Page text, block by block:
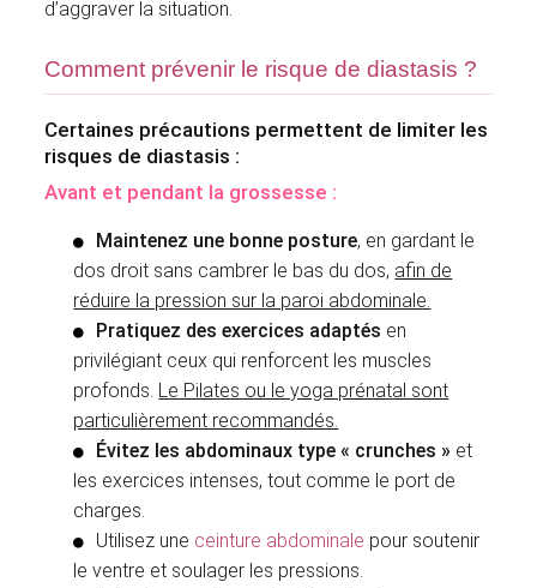
d’aggraver la situation.
Comment prévenir le risque de diastasis ?
Certaines précautions permettent de limiter les
risques de diastasis :
Avant et pendant la grossesse :
Maintenez une bonne posture, en gardant le
dos droit sans cambrer le bas du dos, afin de
réduire la pression sur la paroi abdominale.
Pratiquez des exercices adaptés en
privilégiant ceux qui renforcent les muscles
profonds. Le Pilates ou le yoga prénatal sont
particulièrement recommandés.
Évitez les abdominaux type « crunches » et
les exercices intenses, tout comme le port de
charges.
Utilisez une ceinture abdominale pour soutenir
le ventre et soulager les pressions.